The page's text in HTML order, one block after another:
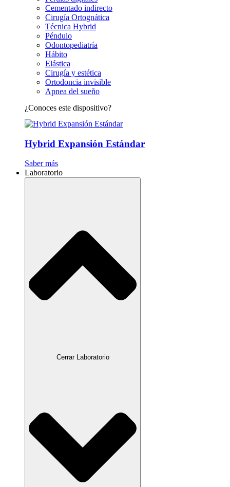
Cementado indirecto
Cirugía Ortognática
Técnica Hybrid
Péndulo
Odontopediatría
Hábito
Elástica
Cirugía y estética
Ortodoncia invisible
Apnea del sueño
¿Conoces este dispositivo?
Hybrid Expansión Estándar
Saber más
Laboratorio
Cerrar Laboratorio